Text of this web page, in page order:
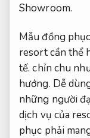
Showroom.
Mẫu đồng
resort cần thể
tế. chỉn chu
hướng. Dễ
những người
dịch vụ của
phục phải